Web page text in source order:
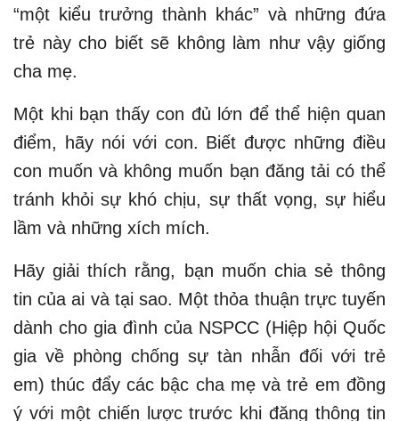
“một kiểu trưởng thành khác” và những đứa
trẻ này cho biết sẽ không làm như vậy giống
cha mẹ.
Một khi bạn thấy con đủ lớn để thể hiện quan
điểm, hãy nói với con. Biết được những điều
con muốn và không muốn bạn đăng tải có thể
tránh khỏi sự khó chịu, sự thất vọng, sự hiểu
lầm và những xích mích.
Hãy giải thích rằng, bạn muốn chia sẻ thông
tin của ai và tại sao. Một thỏa thuận trực tuyến
dành cho gia đình của NSPCC (Hiệp hội Quốc
gia về phòng chống sự tàn nhẫn đối với trẻ
em) thúc đẩy các bậc cha mẹ và trẻ em đồng
ý với một chiến lược trước khi đăng thông tin